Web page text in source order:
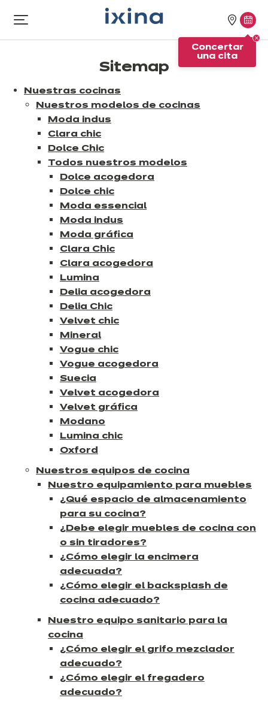
Abrir
el
tiendas
una
Concertar
una cita
Sitemap
Nuestras cocinas
Nuestros modelos de cocinas
Moda indus
Clara chic
Dolce Chic
Todos nuestros modelos
Dolce acogedora
Dolce chic
Moda essencial
Moda indus
Moda gráfica
Clara Chic
Clara acogedora
Lumina
Delia acogedora
Delia Chic
Velvet chic
Mineral
Vogue chic
Vogue acogedora
Suecia
Velvet acogedora
Velvet gráfica
Modano
Lumina chic
Oxford
Nuestros equipos de cocina
Nuestro equipamiento para muebles
¿Qué espacio de almacenamiento
para su cocina?
¿Debe elegir muebles de cocina con
o sin tiradores?
¿Cómo elegir la encimera
adecuada?
¿Cómo elegir el backsplash de
cocina adecuado?
Nuestro equipo sanitario para la
cocina
¿Cómo elegir el grifo mezclador
adecuado?
¿Cómo elegir el fregadero
adecuado?